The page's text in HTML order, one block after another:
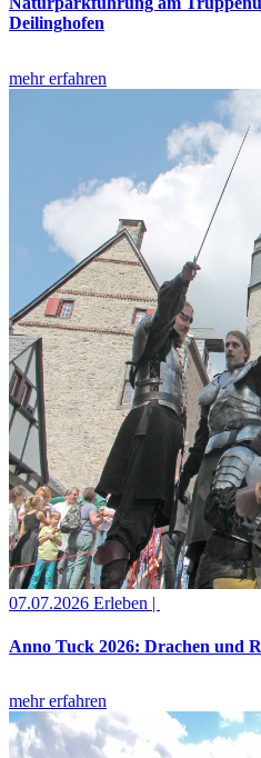
Deilinghofen
mehr erfahren
07.07.2026 Erleben |
Anno Tuck 2026: Drachen und
mehr erfahren